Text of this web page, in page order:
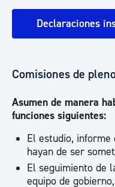
Declaraciones
Comisiones de
Asumen de manera
funciones siguientes:
El estudio, informe
hayan de ser
El seguimiento de
equipo de